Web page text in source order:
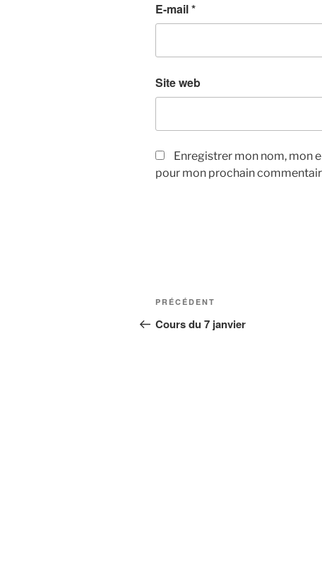
E-mail*
Site web
Enregistrer mon nom, mon
pour mon prochain
Navigation
de
Article
précédent
PRÉCÉDENT
Cours du 7 janvier